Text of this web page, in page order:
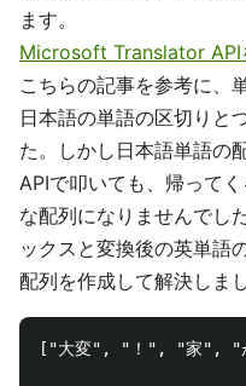
ます。
Microsoft Translator API
こちらの記事を参考に、
日本語の単語の区切りと
た。しかし日本語単語の
APIで叩いても、帰って
な配列になりませんでし
ックスと変換後の英単語
配列を作成して解決しま
["大変", "！", "家", "